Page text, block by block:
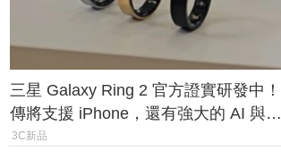
三星 Galaxy Ring 2 官方證實研發中！
傳將支援 iPhone，還有強大的 AI 與智
慧家電連動功能
3C新品